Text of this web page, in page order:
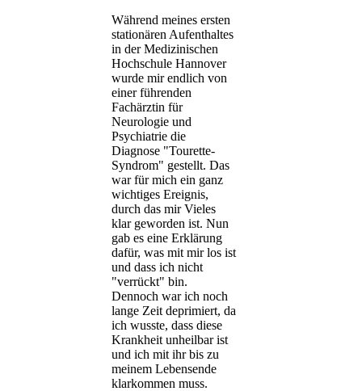
Während meines ersten
stationären Aufenthaltes
in der Medizinischen
Hochschule Hannover
wurde mir endlich von
einer führenden
Fachärztin für
Neurologie und
Psychiatrie die
Diagnose "Tourette-
Syndrom" gestellt. Das
war für mich ein ganz
wichtiges Ereignis,
durch das mir Vieles
klar geworden ist. Nun
gab es eine Erklärung
dafür, was mit mir los ist
und dass ich nicht
"verrückt" bin.
Dennoch war ich noch
lange Zeit deprimiert, da
ich wusste, dass diese
Krankheit unheilbar ist
und ich mit ihr bis zu
meinem Lebensende
klarkommen muss.